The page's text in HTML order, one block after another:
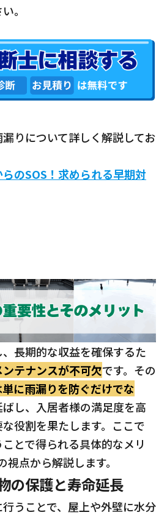
。
りについて詳しく解説してお
らのSOS！求められる早期対
長期的な収益を確保するた
テナンスが不可欠です。その
に雨漏りを防ぐだけでな
し、入居者様の満足度を高
役割を果たします。ここで
とで得られる具体的なメリ
視点から解説します。
の保護と寿命延長
うことで、屋上や外壁に水分